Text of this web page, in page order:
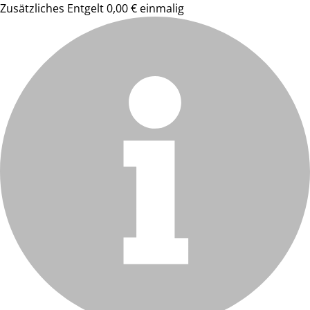
Zusätzliches Entgelt 0,00 € einmalig